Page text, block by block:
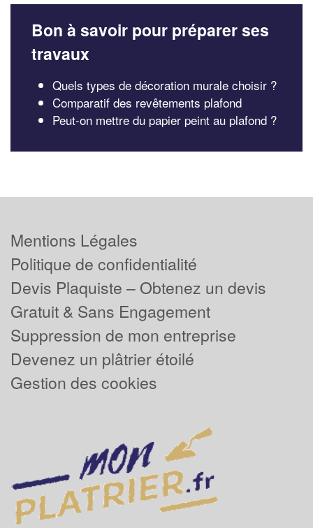
Bon à savoir pour préparer ses
travaux
Quels types de décoration murale choisir ?
Comparatif des revêtements plafond
Peut-on mettre du papier peint au plafond ?
Mentions Légales
Politique de confidentialité
Devis Plaquiste – Obtenez un devis
Gratuit & Sans Engagement
Suppression de mon entreprise
Devenez un plâtrier étoilé
Gestion des cookies